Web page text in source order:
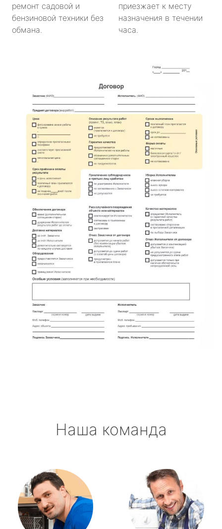
ремонт садовой и
бензиновой техники без
обмана.
приезжает к месту
назначения в течении
часа.
Наша команда